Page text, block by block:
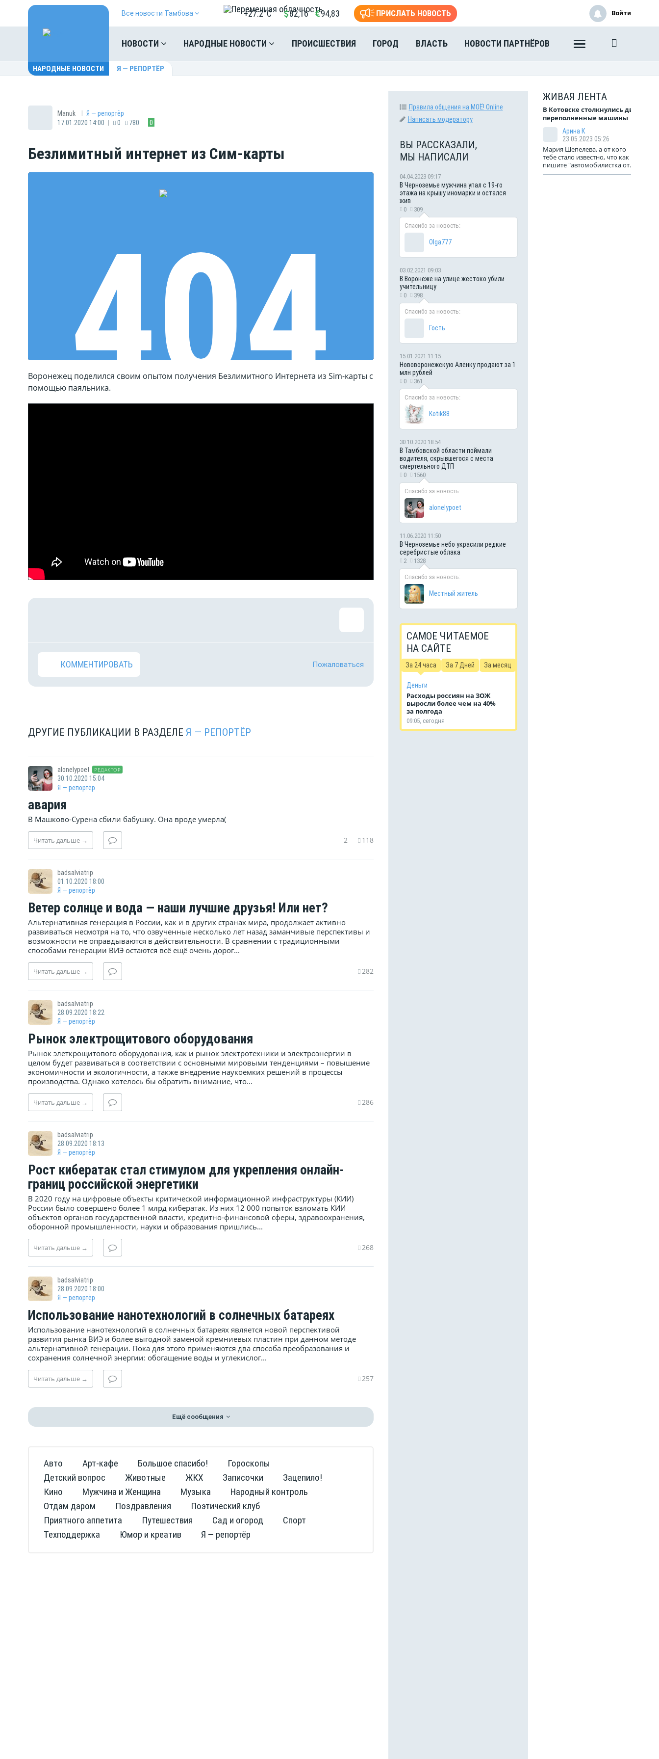
Все новости Тамбова +27.2°C 82,16 94,83 ПРИСЛАТЬ НОВОСТЬ
НОВОСТИ НАРОДНЫЕ НОВОСТИ ПРОИСШЕСТВИЯ ГОРОД ВЛАСТЬ НОВОСТИ ПАРТНЁРОВ
Войти
НАРОДНЫЕ НОВОСТИ Я — РЕПОРТЁР
Manuk | Я — репортёр
17.01.2020 14:00 | 0 780 0
Безлимитный интернет из Сим-карты
Воронежец поделился своим опытом получения Безлимитного Интернета из Sim-карты с
помощью паяльника.
КОММЕНТИРОВАТЬ Пожаловаться
ДРУГИЕ ПУБЛИКАЦИИ В РАЗДЕЛЕ Я — РЕПОРТЁР
alonelypoet РЕДАКТОР
30.10.2020 15:04
Я — репортёр
авария
В Машково-Сурена сбили бабушку. Она вроде умерла(
Читать дальше → 2 118
badsalviatrip
01.10.2020 18:00
Я — репортёр
Ветер солнце и вода — наши лучшие друзья! Или нет?
Альтернативная генерация в России, как и в других странах мира, продолжает активно
развиваться несмотря на то, что озвученные несколько лет назад заманчивые перспективы и
возможности не оправдываются в действительности. В сравнении с традиционными
способами генерации ВИЭ остаются всё ещё очень дорог...
Читать дальше → 282
badsalviatrip
28.09.2020 18:22
Я — репортёр
Рынок электрощитового оборудования
Рынок элеткрощитового оборудования, как и рынок электротехники и электроэнергии в
целом будет развиваться в соответствии с основными мировыми тенденциями – повышение
экономичности и экологичности, а также внедрение наукоемких решений в процессы
производства. Однако хотелось бы обратить внимание, что...
Читать дальше → 286
badsalviatrip
28.09.2020 18:13
Я — репортёр
Рост кибератак стал стимулом для укрепления онлайн-
границ российской энергетики
В 2020 году на цифровые объекты критической информационной инфраструктуры (КИИ)
России было совершено более 1 млрд кибератак. Из них 12 000 попыток взломать КИИ
объектов органов государственной власти, кредитно-финансовой сферы, здравоохранения,
оборонной промышленности, науки и образования пришлись...
Читать дальше → 268
badsalviatrip
28.09.2020 18:00
Я — репортёр
Использование нанотехнологий в солнечных батареях
Использование нанотехнологий в солнечных батареях является новой перспективой
развития рынка ВИЭ и более выгодной заменой кремниевых пластин при данном методе
альтернативной генерации. Пока для этого применяются два способа преобразования и
сохранения солнечной энергии: обогащение воды и углекислог...
Читать дальше → 257
Ещё сообщения
Авто Арт-кафе Большое спасибо!
Гороскопы
Детский вопрос
Животные ЖКХ Записочки
Зацепило!
Кино
Мужчина и Женщина Музыка
Народный контроль
Отдам даром
Поздравления
Поэтический клуб
Приятного аппетита
Путешествия Сад и огород
Спорт
Техподдержка
Юмор и креатив Я — репортёр
Правила общения на МОЁ! Online
Написать модератору
ВЫ РАССКАЗАЛИ,
МЫ НАПИСАЛИ
04.04.2023 09:17
В Черноземье мужчина упал с 19-го
этажа на крышу иномарки и остался
жив
0 309
Спасибо за новость:
Olga777
03.02.2021 09:03
В Воронеже на улице жестоко убили
учительницу
0 398
Спасибо за новость:
Гость
15.01.2021 11:15
Нововоронежскую Алёнку продают за 1
млн рублей
0 361
Спасибо за новость:
Kotik88
30.10.2020 18:54
В Тамбовской области поймали
водителя, скрывшегося с места
смертельного ДТП
0 1560
Спасибо за новость:
alonelypoet
11.06.2020 11:50
В Черноземье небо украсили редкие
серебристые облака
2 1328
Спасибо за новость:
Местный житель
САМОЕ ЧИТАЕМОЕ
НА САЙТЕ
За 24 часа За 7 Дней За месяц
Деньги
Расходы россиян на ЗОЖ
выросли более чем на 40%
за полгода
09:05, сегодня
ЖИВАЯ ЛЕНТА
В Котовске столкнулись две
переполненные машины
Арина К
23.05.2023 05:26
Мария Шепелева, а от кого
тебе стало известно, что как
пишите "автомобилистка от...